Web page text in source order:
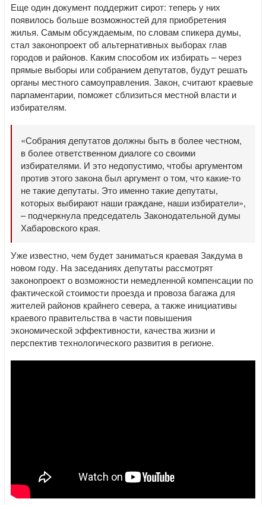
Еще один документ поддержит сирот: теперь у них
появилось больше возможностей для приобретения
жилья. Самым обсуждаемым, по словам спикера думы,
стал законопроект об альтернативных выборах глав
городов и районов. Каким способом их избирать – через
прямые выборы или собранием депутатов, будут решать
органы местного самоуправления. Закон, считают краевые
парламентарии, поможет сблизиться местной власти и
избирателям.
«Собрания депутатов должны быть в более честном,
в более ответственном диалоге со своими
избирателями. И это недопустимо, чтобы аргументом
против этого закона был аргумент о том, что какие-то
не такие депутаты. Это именно такие депутаты,
которых выбирают наши граждане, наши избиратели»,
– подчеркнула председатель Законодательной думы
Хабаровского края.
Уже известно, чем будет заниматься краевая Закдума в
новом году. На заседаниях депутаты рассмотрят
законопроект о возможности немедленной компенсации по
фактической стоимости проезда и провоза багажа для
жителей районов крайнего севера, а также инициативы
краевого правительства в части повышения
экономической эффективности, качества жизни и
перспектив технологического развития в регионе.